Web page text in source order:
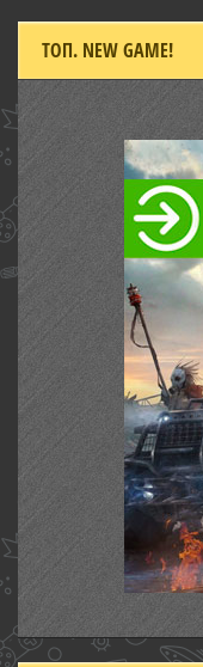
ТОП. NEW GAME!